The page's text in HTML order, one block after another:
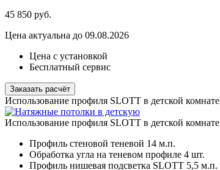
45 850 руб.
Цена актуальна до 09.08.2026
Цена с установкой
Бесплатный сервис
Заказать расчёт
Использование профиля SLOTT в детской комнате
Использование профиля SLOTT в детской комнате
Профиль стеновой теневой 14 м.п.
Обработка угла на теневом профиле 4 шт.
Профиль нишевая подсветка SLOTT 5,5 м.п.